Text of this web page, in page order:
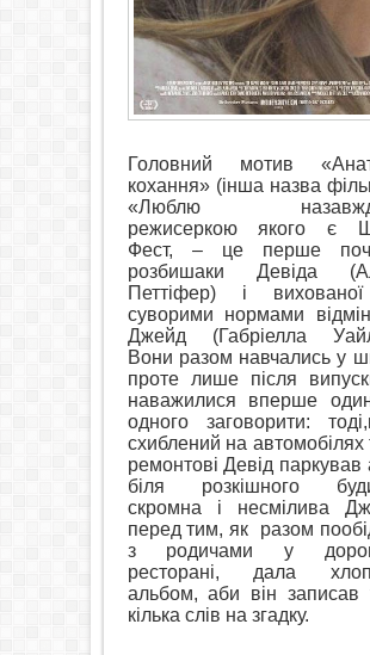
Головний мотив
кохання» (інша назва
«Люблю
режисеркою якого є
Фест, – це перше
розбишаки Девіда
Петтіфер) і
суворими нормами
Джейд (Габріелла
Вони разом навчались у
проте лише після
наважилися вперше
одного заговорити:
схиблений на автомобілях
ремонтові Девід паркував
біля розкішного
скромна і несмілива
перед тим, як
разом
з родичами у
ресторані, дала
альбом, аби він записав
кілька слів на згадку.